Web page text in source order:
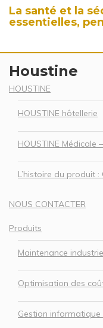
La santé et la
essentielles,
Houstine
HOUSTINE
HOUSTINE hôtellerie
HOUSTINE Médicale
L’histoire du produit :
NOUS CONTACTER
Produits
Maintenance
Optimisation des
Gestion informatique